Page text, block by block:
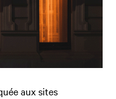
aux sites